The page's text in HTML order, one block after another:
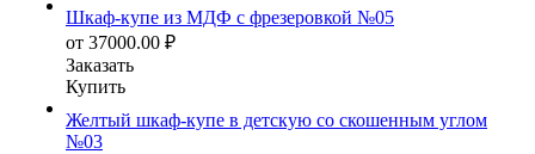
Шкаф-купе из МДФ с фрезеровкой №05
от 37000.00 ₽
Заказать
Купить
Желтый шкаф-купе в детскую со скошенным углом
№03